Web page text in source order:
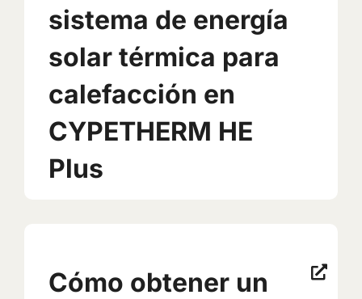
sistema de energía
solar térmica para
calefacción en
CYPETHERM HE
Plus
Cómo obtener un